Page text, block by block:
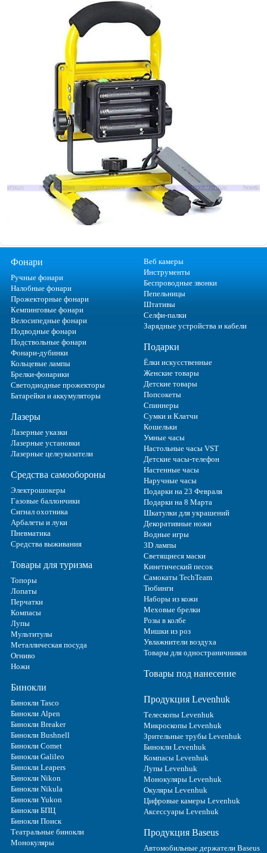
Фонари
Ручные фонари
Налобные фонари
Прожекторные фонари
Кемпинговые фонари
Велосипедные фонари
Подводные фонари
Подствольные фонари
Фонари-дубинки
Кольцевые лампы
Брелки-фонарики
Светодиодные прожекторы
Батарейки и аккумуляторы
Лазеры
Лазерные указки
Лазерные установки
Лазерные целеуказатели
Средства самообороны
Электрошокеры
Газовые баллончики
Сигнал охотника
Арбалеты и луки
Пневматика
Средства выживания
Товары для туризма
Топоры
Лопаты
Перчатки
Компасы
Лупы
Мультитулы
Металлическая посуда
Огниво
Ножи
Бинокли
Бинокли Tasco
Бинокли Alpen
Бинокли Breaker
Бинокли Bushnell
Бинокли Comet
Бинокли Galileo
Бинокли Leapers
Бинокли Nikon
Бинокли Nikula
Бинокли Yukon
Бинокли БПЦ
Бинокли Поиск
Театральные бинокли
Монокуляры
Веб камеры
Инструменты
Беспроводные звонки
Пепельницы
Штативы
Селфи-палки
Зарядные устройства и кабели
Подарки
Ёлки искусственные
Женские товары
Детские товары
Попсокеты
Спиннеры
Сумки и Клатчи
Кошельки
Умные часы
Настольные часы VST
Детские часы-телефон
Настенные часы
Наручные часы
Подарки на 23 Февраля
Подарки на 8 Марта
Шкатулки для украшений
Декоративные ножи
Водные игры
3D лампы
Светящиеся маски
Кинетический песок
Самокаты TechTeam
Тюбинги
Наборы из кожи
Меховые брелки
Розы в колбе
Мишки из роз
Увлажнители воздуха
Товары для одностраничников
Товары под нанесение
Продукция Levenhuk
Телескопы Levenhuk
Микроскопы Levenhuk
Зрительные трубы Levenhuk
Бинокли Levenhuk
Компасы Levenhuk
Лупы Levenhuk
Монокуляры Levenhuk
Окуляры Levenhuk
Цифровые камеры Levenhuk
Аксессуары Levenhuk
Продукция Baseus
Автомобильные держатели Baseus